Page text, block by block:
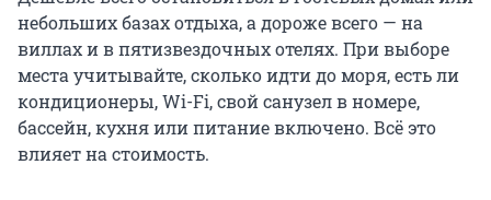
небольших базах отдыха, а дороже всего — на
виллах и в пятизвездочных отелях. При выборе
места учитывайте, сколько идти до моря, есть ли
кондиционеры, Wi-Fi, свой санузел в номере,
бассейн, кухня или питание включено. Всё это
влияет на стоимость.